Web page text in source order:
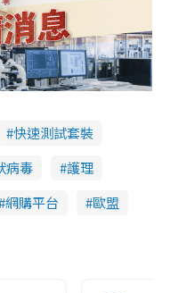
快速測試套裝
病毒
護理
網購平台 歐盟